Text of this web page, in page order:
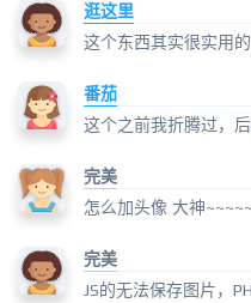
逛这里
这个东西其实很实用
番茄
这个之前我折腾过，后
完美
怎么加头像 大神~~~~~
完美
JS的无法保存图片，